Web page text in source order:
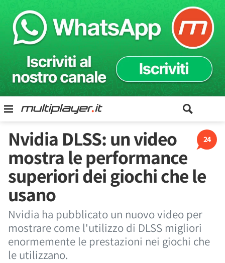
24
Nvidia DLSS: un video
mostra le performance
superiori dei giochi che le
usano
Nvidia ha pubblicato un nuovo video per
mostrare come l'utilizzo di DLSS migliori
enormemente le prestazioni nei giochi che
le utilizzano.